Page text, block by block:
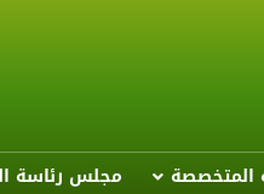
المتخصصة مجلس رئاسة